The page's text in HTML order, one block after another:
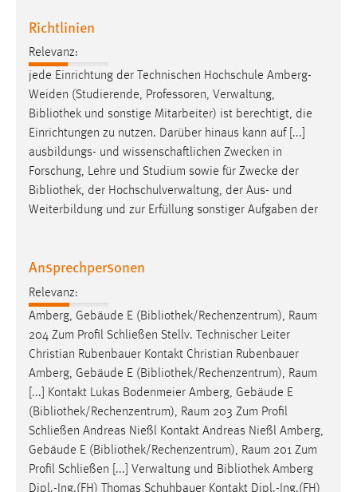
Richtlinien
Relevanz:
jede Einrichtung der Technischen Hochschule Amberg-
Weiden (Studierende, Professoren, Verwaltung,
Bibliothek und sonstige Mitarbeiter) ist berechtigt, die
Einrichtungen zu nutzen. Darüber hinaus kann auf [...]
ausbildungs- und wissenschaftlichen Zwecken in
Forschung, Lehre und Studium sowie für Zwecke der
Bibliothek, der Hochschulverwaltung, der Aus- und
Weiterbildung und zur Erfüllung sonstiger Aufgaben der
Ansprechpersonen
Relevanz:
Amberg, Gebäude E (Bibliothek/Rechenzentrum), Raum
204 Zum Profil Schließen Stellv. Technischer Leiter
Christian Rubenbauer Kontakt Christian Rubenbauer
Amberg, Gebäude E (Bibliothek/Rechenzentrum), Raum
[...] Kontakt Lukas Bodenmeier Amberg, Gebäude E
(Bibliothek/Rechenzentrum), Raum 203 Zum Profil
Schließen Andreas Nießl Kontakt Andreas Nießl Amberg,
Gebäude E (Bibliothek/Rechenzentrum), Raum 201 Zum
Profil Schließen [...] Verwaltung und Bibliothek Amberg
Dipl.-Ing.(FH) Thomas Schuhbauer Kontakt Dipl.-Ing.(FH)